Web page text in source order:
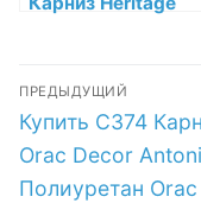
Decor по низкой
цене в интернет-
магазине
Навигация
по
записям
ПРЕДЫДУЩИЙ
Предыдущая
запись:
Купить C374
Orac Decor
Полиуретан Orac